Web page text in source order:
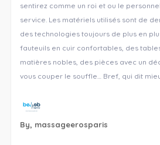
sentirez comme un roi et ou le
service. Les matériels utilisés sont de
des technologies toujours de plus en
fauteuils en cuir confortables, des
matières nobles, des pièces avec un
vous couper le souffle… Bref, qui dit
By, massageerosparis